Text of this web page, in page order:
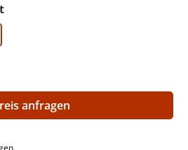
auswählen
Gib den gewünschten
anfragen